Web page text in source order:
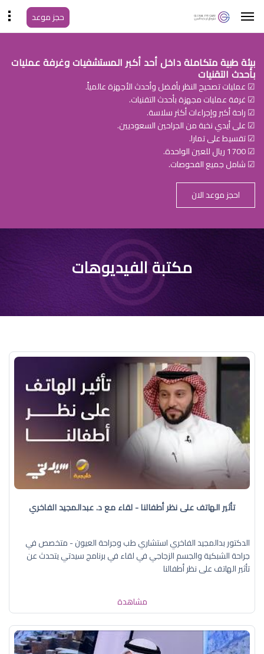
حجز موعد
بيئة طبية متكاملة داخل أحد أكبر المستشفيات وغرفة عمليات
بأحدث التقنيات
☑ عمليات تصحيح النظر بأفضل وأحدث الأجهزة عالمياً.
☑ غرفة عمليات مجهزة بأحدث التقنيات.
☑ راحة أكبر وإجراءات أكثر سلاسة.
☑ على أيدي نخبة من الجراحين السعوديين.
☑ تقسيط على تمارا.
☑ 1700 ريال للعين الواحدة.
☑ شامل جميع الفحوصات.
احجز موعد الان
مكتبة الفيديوهات
تأثير الهاتف على نظر أطفالنا - لقاء مع د. عبدالمجيد الفاخري
الدكتور بدالمجيد الفاخري استشاري طب وجراحة العيون - متخصص في
جراحة الشبكية والجسم الزجاجي في لقاء في برنامج سيدتي يتحدث عن
تأثير الهاتف على نظر أطفالنا
مشاهدة